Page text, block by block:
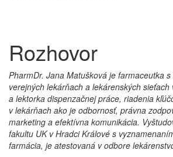
Rozhovor
PharmDr. Jana Matušková je farmaceutka
verejných lekárňach a lekárenských sieťach
a lektorka dispenzačnej práce, riadenia
v lekárňach ako je odbornosť, právna
marketing a efektívna komunikácia.
fakultu UK v Hradci Králové s
farmácia, je atestovaná v odbore